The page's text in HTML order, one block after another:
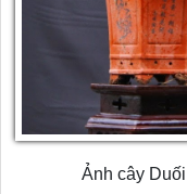
Ảnh cây